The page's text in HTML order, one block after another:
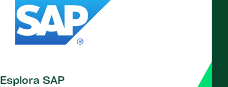
Esplora SAP